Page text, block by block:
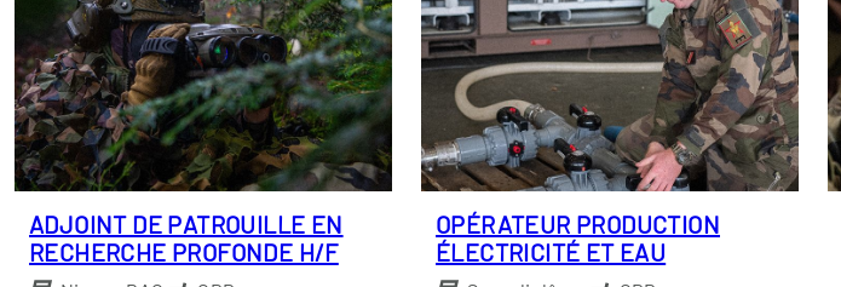
ADJOINT DE PATROUILLE EN
RECHERCHE PROFONDE H/F
OPÉRATEUR PRODUCTION
ÉLECTRICITÉ ET EAU